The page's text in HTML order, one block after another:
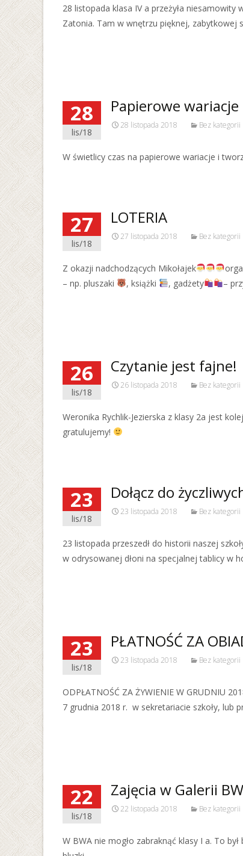
28 listopada klasa IV a przeżyła
Zatonia. Tam w wnętrzu pięknej, zabytkowej
28
lis/18
Papierowe wariacje
28 listopada 2018 Bez kategorii
W świetlicy czas na papierowe wariacje i
27
lis/18
LOTERIA
27 listopada 2018 Bez kategorii
Z okazji nadchodzących Mikołajek
– np. pluszaki
, książki , gadżety
–
26
lis/18
Czytanie jest fajne!
26 listopada 2018 Bez kategorii
Weronika Rychlik-Jezierska z klasy 2a jest
gratulujemy!
23
lis/18
Dołącz do
23 listopada 2018 Bez kategorii
23 listopada przeszedł do historii naszej
w odrysowanej dłoni na specjalnej tablicy w
23
lis/18
PŁATNOŚĆ ZA
23 listopada 2018 Bez kategorii
ODPŁATNOŚĆ ZA ŻYWIENIE W GRUDNIU
7 grudnia 2018 r. w sekretariacie szkoły, lub
22
lis/18
Zajęcia w Galerii
22 listopada 2018 Bez kategorii
W BWA nie mogło zabraknąć klasy I a. To